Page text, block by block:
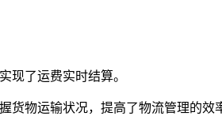
现了运费实时结算。
货物运输状况，提高了物流管理的效